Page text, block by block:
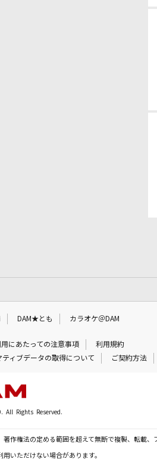
DAM★とも カラオケ＠DAM
にあたっての注意事項
利用規約
ティブデータの取得について ご契約方法
All Rights Reserved.
作権法の定める範囲を超えて無断で複製、転載、
いただけない場合があります。